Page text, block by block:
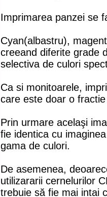
Imprimarea panzei se
Cyan(albastru),
creeand diferite grade
selectiva de culori
Ca si monitoarele,
care este doar o
Prin urmare acelaşi
fie identica cu
gama de culori.
De asemenea,
utilizararii cernelurilor
trebuie să fie mai intai